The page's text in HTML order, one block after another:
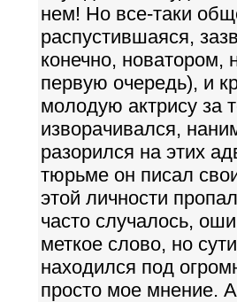
нем! Но все-таки
распустившаяся,
конечно, новатором,
первую очередь), и
молодую актрису за
изворачивался,
разорился на этих
тюрьме он писал
этой личности
часто случалось,
меткое слово, но
находился под
просто мое мнение.